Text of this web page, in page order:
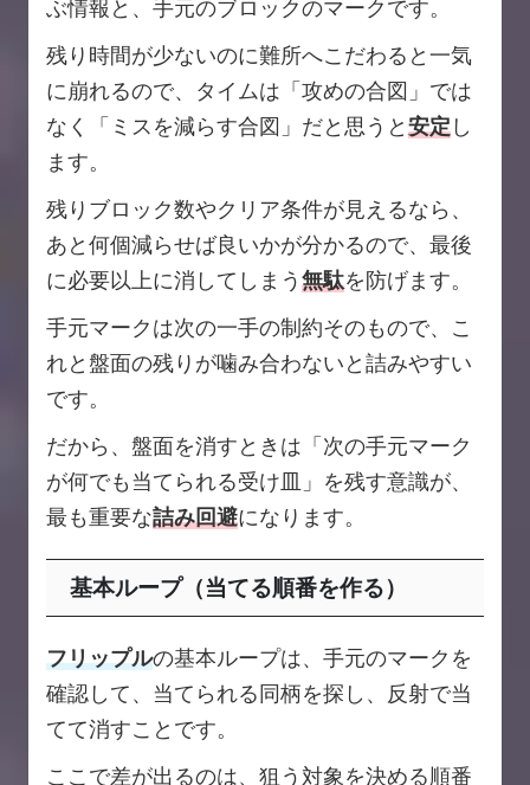
ぶ情報と、手元のブロックのマークです。
残り時間が少ないのに難所へこだわると一気
に崩れるので、タイムは「攻めの合図」では
なく「ミスを減らす合図」だと思うと安定し
ます。
残りブロック数やクリア条件が見えるなら、
あと何個減らせば良いかが分かるので、最後
に必要以上に消してしまう無駄を防げます。
手元マークは次の一手の制約そのもので、こ
れと盤面の残りが噛み合わないと詰みやすい
です。
だから、盤面を消すときは「次の手元マーク
が何でも当てられる受け皿」を残す意識が、
最も重要な詰み回避になります。
基本ループ（当てる順番を作る）
フリップルの基本ループは、手元のマークを
確認して、当てられる同柄を探し、反射で当
てて消すことです。
ここで差が出るのは、狙う対象を決める順番